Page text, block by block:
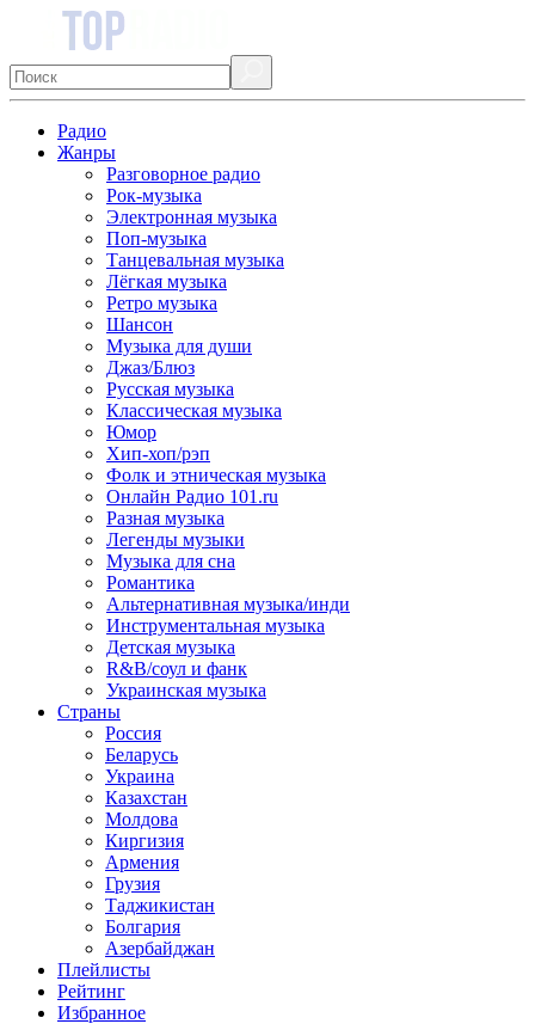
Радио
Жанры
Разговорное радио
Рок-музыка
Электронная музыка
Поп-музыка
Танцевальная музыка
Лёгкая музыка
Ретро музыка
Шансон
Музыка для души
Джаз/Блюз
Русская музыка
Классическая музыка
Юмор
Хип-хоп/рэп
Фолк и этническая музыка
Онлайн Радио 101.ru
Разная музыка
Легенды музыки
Музыка для сна
Романтика
Альтернативная музыка/инди
Инструментальная музыка
Детская музыка
R&B/cоул и фанк
Украинская музыка
Страны
Россия
Беларусь
Украина
Казахстан
Молдова
Киргизия
Армения
Грузия
Таджикистан
Болгария
Азербайджан
Плейлисты
Рейтинг
Избранное